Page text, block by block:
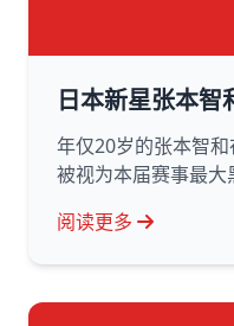
日本新星张本智
年仅20岁的张本智和
被视为本届赛事最大
阅读更多